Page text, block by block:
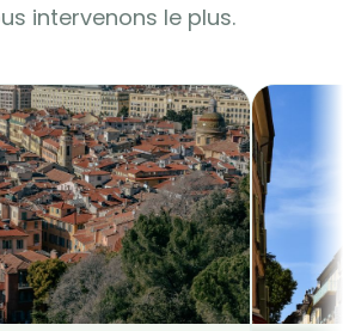
intervenons le plus.